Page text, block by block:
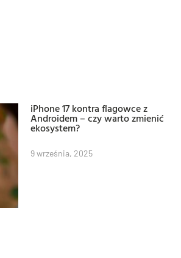
iPhone 17 kontra flagowce z
Androidem – czy warto zmienić
ekosystem?
9 września, 2025